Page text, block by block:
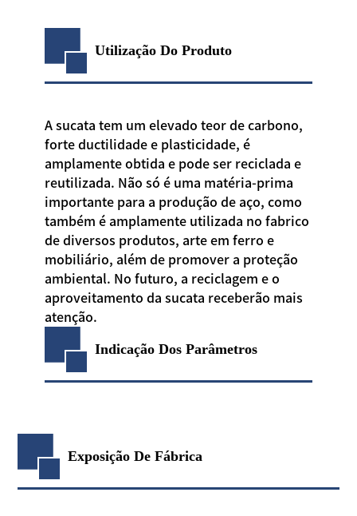
Utilização Do Produto
A sucata tem um elevado teor de carbono,
forte ductilidade e plasticidade, é
amplamente obtida e pode ser reciclada e
reutilizada. Não só é uma matéria-prima
importante para a produção de aço, como
também é amplamente utilizada no fabrico
de diversos produtos, arte em ferro e
mobiliário, além de promover a proteção
ambiental. No futuro, a reciclagem e o
aproveitamento da sucata receberão mais
atenção.
Indicação Dos Parâmetros
Exposição De Fábrica